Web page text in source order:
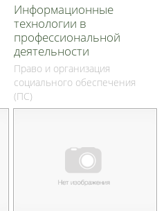
Информационные
технологии в
профессиональной
деятельности
Право и организация
социального обеспечения
(ПС)